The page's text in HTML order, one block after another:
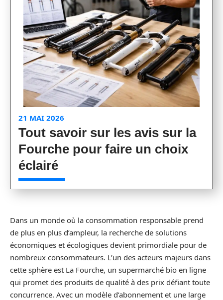
21 MAI 2026
Tout savoir sur les avis sur la
Fourche pour faire un choix
éclairé
Dans un monde où la consommation responsable prend
de plus en plus d’ampleur, la recherche de solutions
économiques et écologiques devient primordiale pour de
nombreux consommateurs. L’un des acteurs majeurs dans
cette sphère est La Fourche, un supermarché bio en ligne
qui promet des produits de qualité à des prix défiant toute
concurrence. Avec un modèle d’abonnement et une large